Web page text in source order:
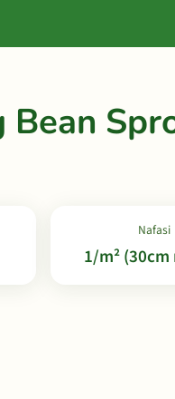
Bean
Nafasi
1/m²